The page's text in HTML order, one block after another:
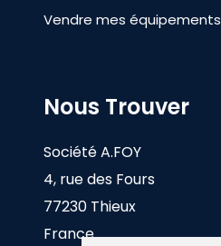
Vendre mes équipements
Nous Trouver
Société A.FOY
4, rue des Fours
77230 Thieux
France